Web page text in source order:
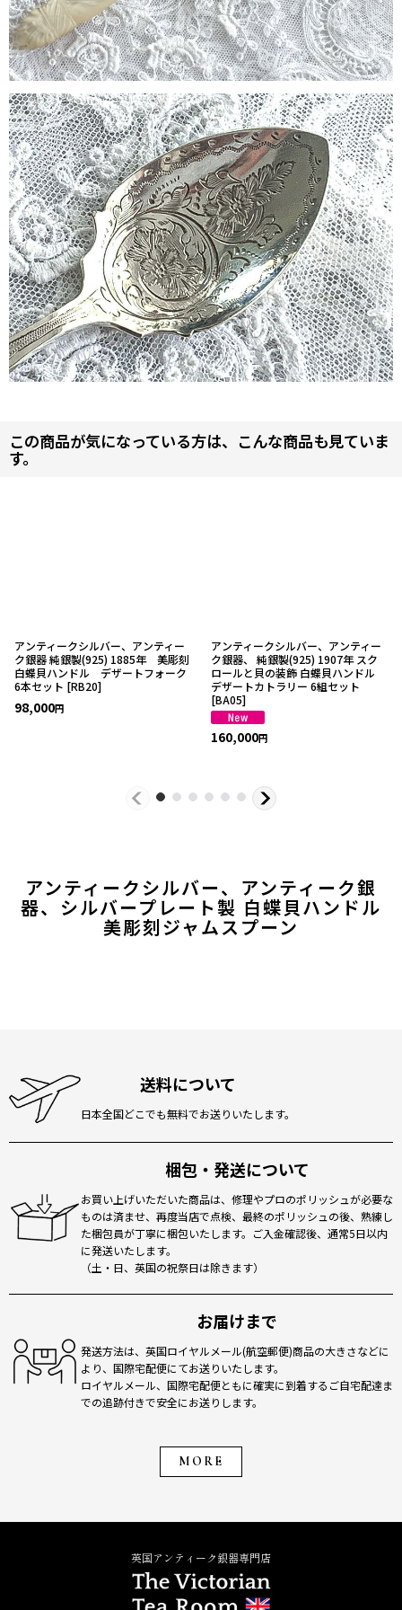
アンティークシルバー、アンティーク銀
器、シルバープレート製 白蝶貝ハンドル
美彫刻ジャムスプーン
この商品が気になっている方は、こんな商品も見ていま
す。
アンティークシルバー、アンティー
ク銀器 純銀製(925) 1885年 美彫刻
白蝶貝ハンドル デザートフォーク
6本セット [RB20]
98,000円
アンティークシルバー、アンティー
ク銀器、 純銀製(925) 1907年 スク
ロールと貝の装飾 白蝶貝ハンドル
デザートカトラリー 6組セット
[BA05]
160,000円
送料について
日本全国どこでも無料でお送りいたします。
梱包・発送について
お買い上げいただいた商品は、修理やプロのポリッシュが必要な
ものは済ませ、再度当店で点検、最終のポリッシュの後、熟練し
た梱包員が丁寧に梱包いたします。ご入金確認後、通常5日以内
に発送いたします。
（土・日、英国の祝祭日は除きます）
お届けまで
発送方法は、英国ロイヤルメール(航空郵便)商品の大きさなどに
より、国際宅配便にてお送りいたします。
ロイヤルメール、国際宅配便ともに確実に到着するご自宅配達ま
での追跡付きで安全にお送りします。
MORE
英国アンティーク銀器専門店